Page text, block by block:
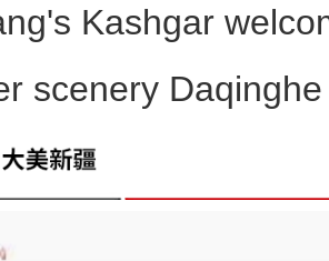
新疆叶城县2024年G219新
Kashgar
scenery